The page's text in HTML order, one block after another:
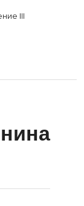
III